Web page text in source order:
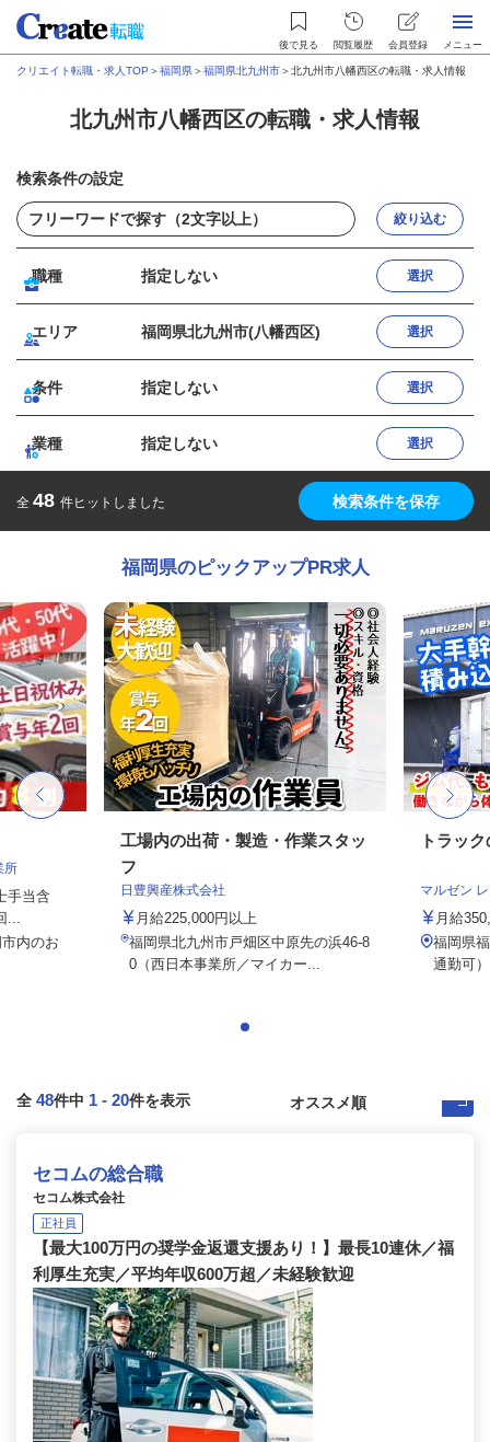
後で見る 閲覧履歴 会員登録 メニュー
クリエイト転職・求人TOP ＞福岡県＞福岡県北九州市＞北九州市八幡西区の転職・求人情報
北九州市八幡西区の転職・求人情報
検索条件の設定
絞り込む
職種 指定しない 選択
エリア 福岡県北九州市(八幡西区) 選択
条件 指定しない 選択
業種 指定しない 選択
全 48 件ヒットしました 検索条件を保存
福岡県のピックアップPR求人
所
手当含
内のお
工場内の出荷・製造・作業スタッ
フ
日豊興産株式会社
月給225,000円以上
福岡県北九州市戸畑区中原先の浜46-8
0（西日本事業所／マイカー...
トラッ
マルゼン
月給
福岡県
通勤可）
全 48件中 1 - 20件を表示
セコムの総合職
セコム株式会社
正社員
【最大100万円の奨学金返還支援あり！】最長10連休／福
利厚生充実／平均年収600万超／未経験歓迎